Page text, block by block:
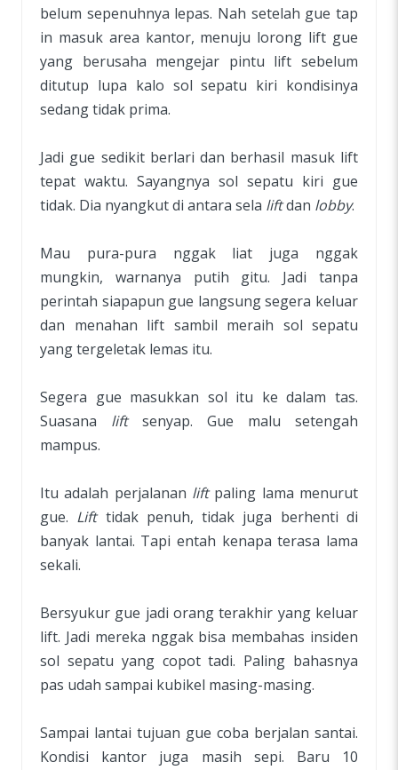
belum sepenuhnya lepas. Nah setelah gue tap
in masuk area kantor, menuju lorong lift gue
yang berusaha mengejar pintu lift sebelum
ditutup lupa kalo sol sepatu kiri kondisinya
sedang tidak prima.
Jadi gue sedikit berlari dan berhasil masuk lift
tepat waktu. Sayangnya sol sepatu kiri gue
tidak. Dia nyangkut di antara sela liftdan lobby.
Mau pura-pura nggak liat juga nggak
mungkin, warnanya putih gitu. Jadi tanpa
perintah siapapun gue langsung segera keluar
dan menahan lift sambil meraih sol sepatu
yang tergeletak lemas itu.
Segera gue masukkan sol itu ke dalam tas.
Suasana liftsenyap. Gue malu setengah
mampus.
Itu adalah perjalanan liftpaling lama menurut
gue. Lifttidak penuh, tidak juga berhenti di
banyak lantai. Tapi entah kenapa terasa lama
sekali.
Bersyukur gue jadi orang terakhir yang keluar
lift. Jadi mereka nggak bisa membahas insiden
sol sepatu yang copot tadi. Paling bahasnya
pas udah sampai kubikel masing-masing.
Sampai lantai tujuan gue coba berjalan santai.
Kondisi kantor juga masih sepi. Baru 10